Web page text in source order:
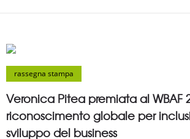
rassegna stampa
Veronica Pitea premiata al WBAF
riconoscimento globale per
sviluppo del business